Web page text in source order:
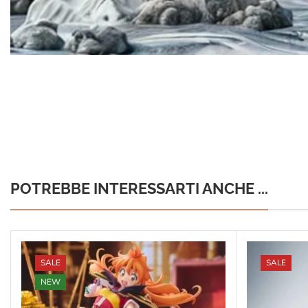
POTREBBE INTERESSARTI ANCHE ...
SALE
NEW
SALE